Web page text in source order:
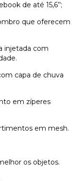
de até 15,6’’;
que oferecem
injetada com
capa de chuva
em zíperes
em mesh.
os objetos.